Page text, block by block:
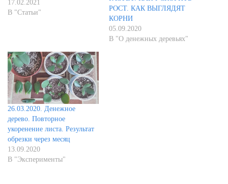
17.02.2021
В "Статьи"
РОСТ. КАК ВЫГЛЯДЯТ
КОРНИ
05.09.2020
В "О денежных деревьях"
26.03.2020. Денежное
дерево. Повторное
укоренение листа. Результат
обрезки через месяц
13.09.2020
В "Эксперименты"